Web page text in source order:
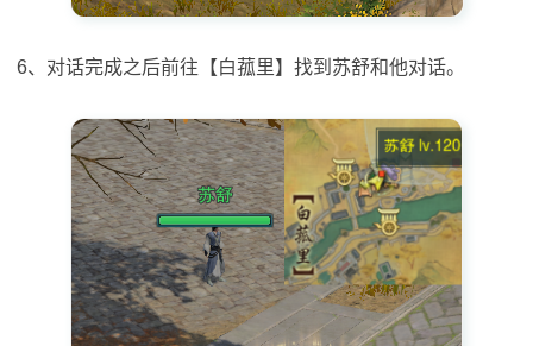
6、对话完成之后前往【白菰里】找到苏舒和他对话。